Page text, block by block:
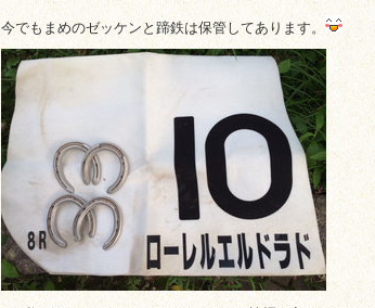
今でもまめのゼッケンと蹄鉄は保管してあります。